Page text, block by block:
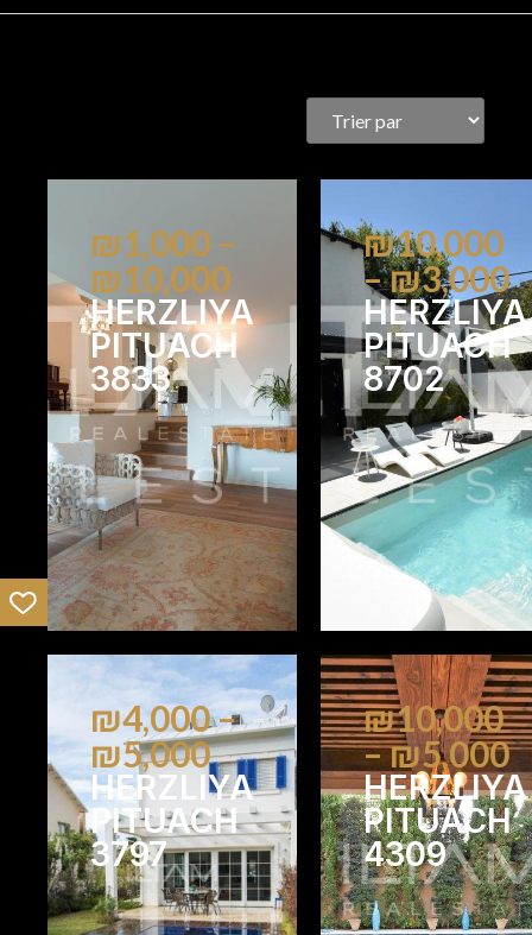
₪1,000 –
₪10,000
HERZLIYA
PITUACH
3833
4 4
₪10,000
– ₪3,000
HERZLIYA
PITUACH
8702
2 1
₪4,000 –
₪5,000
HERZLIYA
PITUACH
3797
5 4
₪10,000
– ₪5,000
HERZLIYA
PITUACH
4309
6 4